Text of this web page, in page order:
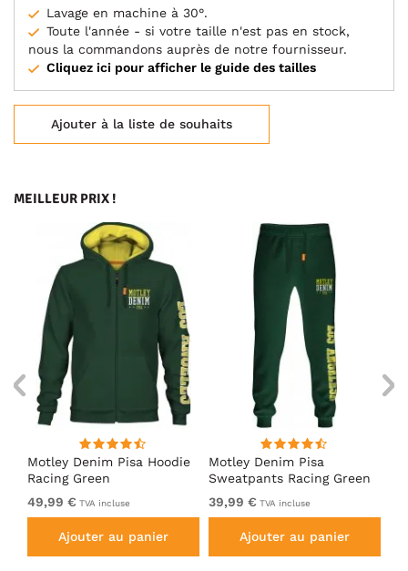
Lavage en machine à 30°.
Toute l'année - si votre taille n'est pas en stock,
nous la commandons auprès de notre fournisseur.
Cliquez ici pour afficher le guide des tailles
Ajouter à la liste de souhaits
MEILLEUR PRIX !
Motley Denim Pisa Hoodie
Racing Green
49,99 € TVA incluse
Ajouter au panier
Motley Denim Pisa
Sweatpants Racing Green
39,99 € TVA incluse
Ajouter au panier